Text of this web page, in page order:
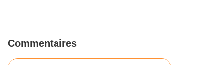
Commentaires